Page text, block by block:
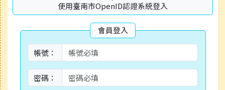
使用臺南市OpenID認證系統登入
會員登入
帳號：
密碼：